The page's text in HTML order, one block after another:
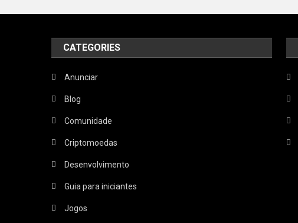
CATEGORIES
Anunciar
Blog
Comunidade
Criptomoedas
Desenvolvimento
Guia para iniciantes
Jogos